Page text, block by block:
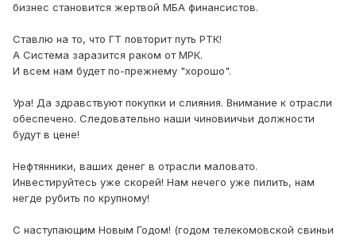
бизнес становится жертвой МБА финансистов.
Ставлю на то, что ГТ повторит путь РТК!
А Система заразится раком от МРК.
И всем нам будет по-прежнему "хорошо".
Ура! Да здравствуют покупки и слияния. Внимание к отрасли
обеспечено. Следовательно наши чиновиичьи должности
будут в цене!
Нефтянники, ваших денег в отрасли маловато.
Инвестируйтесь уже скорей! Нам нечего уже пилить, нам
негде рубить по крупному!
С наступающим Новым Годом! (годом телекомовской свиньи